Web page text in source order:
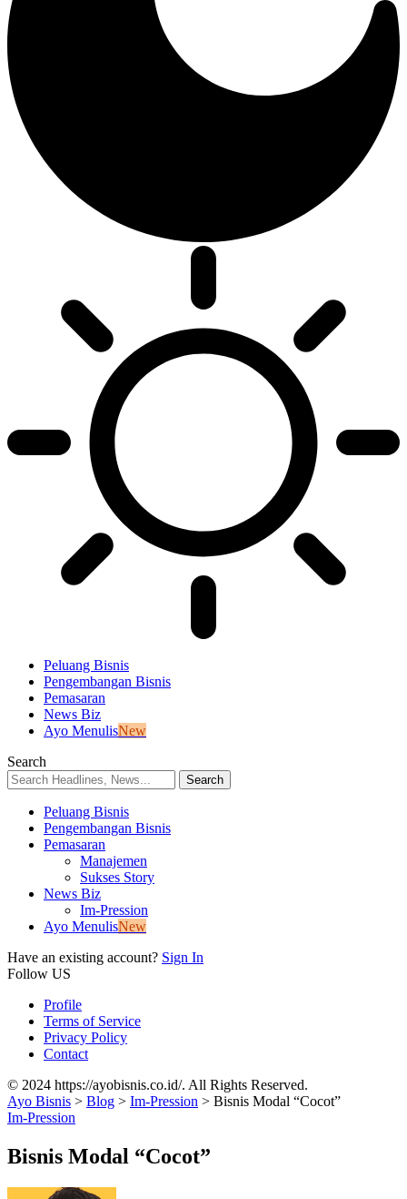
Peluang Bisnis
Pengembangan Bisnis
Pemasaran
News Biz
Ayo MenulisNew
Search
Peluang Bisnis
Pengembangan Bisnis
Pemasaran
Manajemen
Sukses Story
News Biz
Im-Pression
Ayo MenulisNew
Have an existing account? Sign In
Follow US
Profile
Terms of Service
Privacy Policy
Contact
© 2024 https://ayobisnis.co.id/. All Rights Reserved.
Ayo Bisnis > Blog > Im-Pression > Bisnis Modal “Cocot”
Im-Pression
Bisnis Modal “Cocot”